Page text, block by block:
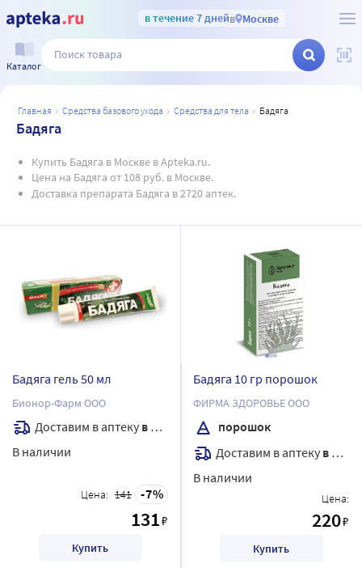
в течение 7 днейв Москве
Каталог
главная средства базового ухода средства для тела бадяга
Бадяга
Купить Бадяга в Москве в Apteka.ru.
Цена на Бадяга от 108 руб. в Москве.
Доставка препарата Бадяга в 2720 аптек.
Бадяга гель 50 мл
Бионор-Фарм ООО
Доставим в аптеку в течение 7 дней
В наличии
Цена: 141 7
131₽
Купить
Бадяга 10 гр порошок
ФИРМА ЗДОРОВЬЕ ООО
порошок
Доставим в аптеку в течение 7 дней
В наличии
Цена:
220₽
Купить